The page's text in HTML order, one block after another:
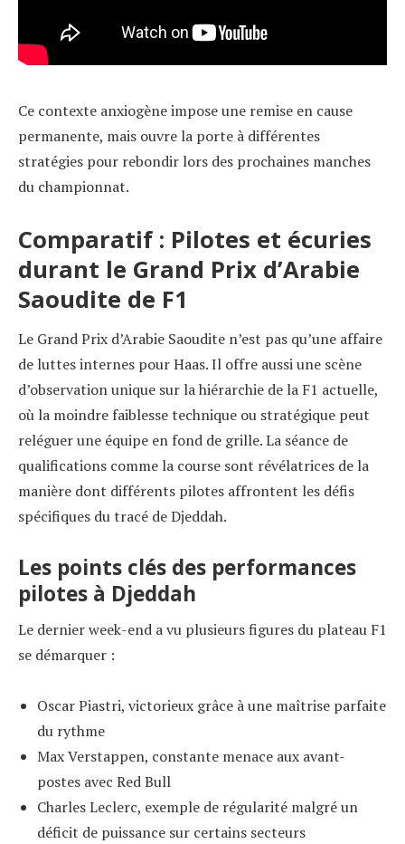
Ce contexte anxiogène impose une remise en cause
permanente, mais ouvre la porte à différentes
stratégies pour rebondir lors des prochaines manches
du championnat.
Comparatif : Pilotes et écuries
durant le Grand Prix d’Arabie
Saoudite de F1
Le Grand Prix d’Arabie Saoudite n’est pas qu’une affaire
de luttes internes pour Haas. Il offre aussi une scène
d’observation unique sur la hiérarchie de la F1 actuelle,
où la moindre faiblesse technique ou stratégique peut
reléguer une équipe en fond de grille. La séance de
qualifications comme la course sont révélatrices de la
manière dont différents pilotes affrontent les défis
spécifiques du tracé de Djeddah.
Les points clés des performances
pilotes à Djeddah
Le dernier week-end a vu plusieurs figures du plateau F1
se démarquer :
Oscar Piastri, victorieux grâce à une maîtrise parfaite
du rythme
Max Verstappen, constante menace aux avant-
postes avec Red Bull
Charles Leclerc, exemple de régularité malgré un
déficit de puissance sur certains secteurs